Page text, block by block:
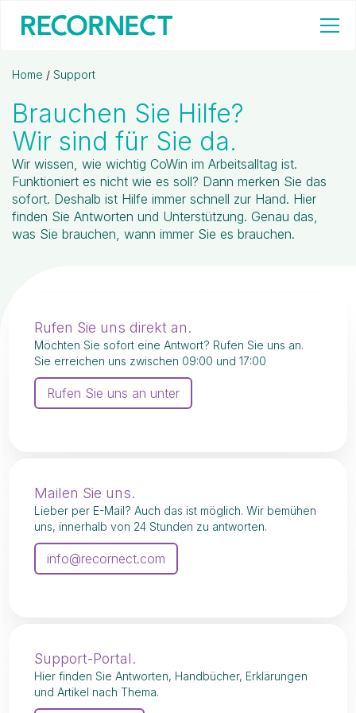
Home / Support
Brauchen Sie Hilfe?
Wir sind für Sie da.
Wir wissen, wie wichtig CoWin im Arbeitsalltag ist.
Funktioniert es nicht wie es soll? Dann merken Sie das
sofort. Deshalb ist Hilfe immer schnell zur Hand. Hier
finden Sie Antworten und Unterstützung. Genau das,
was Sie brauchen, wann immer Sie es brauchen.
Rufen Sie uns direkt an.
Möchten Sie sofort eine Antwort? Rufen Sie uns an.
Sie erreichen uns zwischen 09:00 und 17:00
Rufen Sie uns an unter
Mailen Sie uns.
Lieber per E-Mail? Auch das ist möglich. Wir bemühen
uns, innerhalb von 24 Stunden zu antworten.
info@recornect.com
Support-Portal.
Hier finden Sie Antworten, Handbücher, Erklärungen
und Artikel nach Thema.